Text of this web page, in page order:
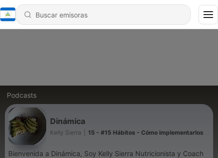
Podcasts
Dinámica
Kelly Sierra 15 - #15 Hábitos - Cómo implementarlos
Bienvenida a Dinámica, Soy Kelly Sierra Nutricionista y Coach